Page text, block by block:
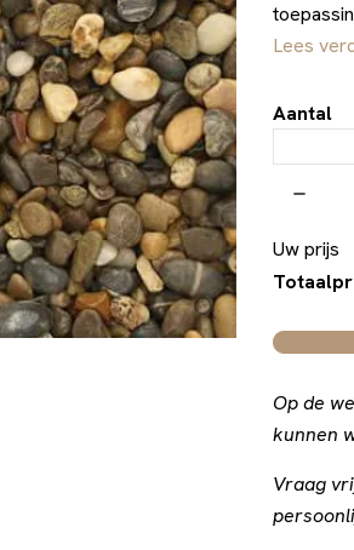
Lees
Aantal
Uw prijs
Op de
kunnen
Vraag